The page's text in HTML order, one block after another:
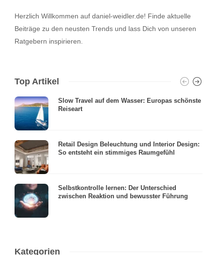
Herzlich Willkommen auf daniel-weidler.de! Finde aktuelle
Beiträge zu den neusten Trends und lass Dich von unseren
Ratgebern inspirieren.
Top Artikel
Slow Travel auf dem Wasser: Europas schönste
Reiseart
Retail Design Beleuchtung und Interior Design:
So entsteht ein stimmiges Raumgefühl
Selbstkontrolle lernen: Der Unterschied
zwischen Reaktion und bewusster Führung
Kategorien